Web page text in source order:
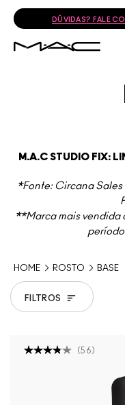
JUNTE-SE AO
M.A.C STUDIO FIX:
*Fonte: Circana Sales
**Marca mais vendida
HOME ROSTO BASE
FILTROS
(56 )